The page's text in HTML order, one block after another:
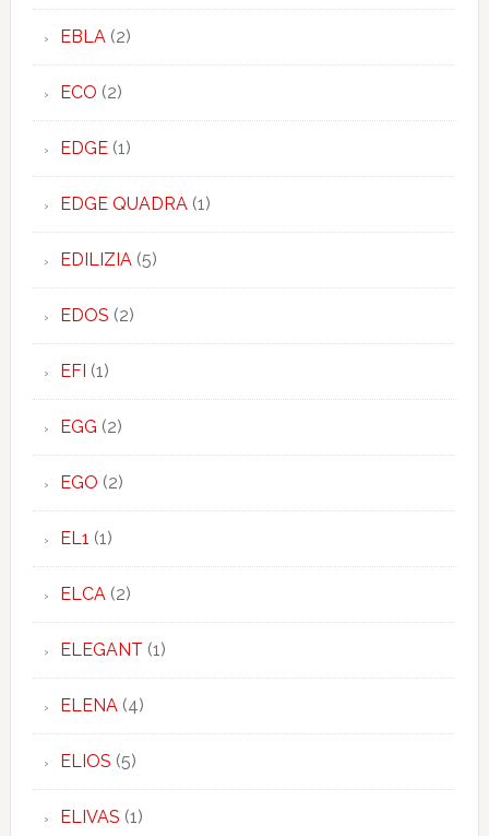
EBLA(2)
ECO (2)
EDGE(1)
EDGE QUADRA(1)
EDILIZIA(5)
EDOS (2)
EFI (1)
EGG (2)
EGO (2)
EL1 (1)
ELCA(2)
ELEGANT (1)
ELENA(4)
ELIOS (5)
ELIVAS (1)